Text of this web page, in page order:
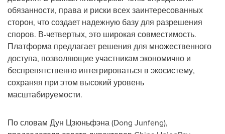
обязанности, права и риски всех заинтересованных
сторон, что создает надежную базу для разрешения
споров. В-четвертых, это широкая совместимость.
Платформа предлагает решения для множественного
доступа, позволяющие участникам экономично и
беспрепятственно интегрироваться в экосистему,
сохраняя при этом высокий уровень
масштабируемости.
По словам Дун Цзюньфэна (Dong Junfeng),